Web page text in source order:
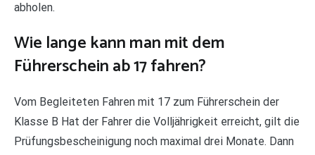
abholen.
Wie lange kann man mit dem
Führerschein ab 17 fahren?
Vom Begleiteten Fahren mit 17 zum Führerschein der
Klasse B Hat der Fahrer die Volljährigkeit erreicht, gilt die
Prüfungsbescheinigung noch maximal drei Monate. Dann